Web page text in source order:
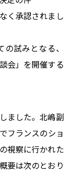
く承認されまし
試みとなる、
会」を開催する
ました。北嶋副
フランスのショ
視察に行かれた
要は次のとおり